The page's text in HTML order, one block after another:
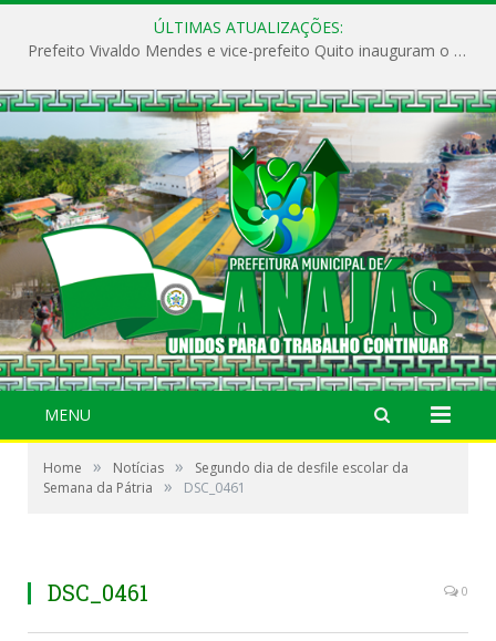
ÚLTIMAS ATUALIZAÇÕES:
Prefeito Vivaldo Mendes e vice-prefeito Quito inauguram o CAPS e fortalecem a saúde pública em Anajás.
MENU
Home » Notícias »
Segundo dia de desfile escolar da
Semana da Pátria
» DSC_0461
DSC_0461 0